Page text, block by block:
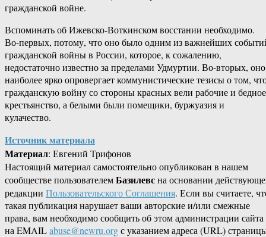
гражданской войне.
Вспоминать об Ижевско-Воткинском восстании необходимо.
Во-первых, потому, что оно было одним из важнейших
гражданской войны в России, которое, к сожалению,
недостаточно известно за пределами Удмуртии. Во-вторых, оно
наиболее ярко опровергает коммунистические тезисы о том,
гражданскую войну со стороны красных вели рабочие и бедное
крестьянство, а белыми были помещики, буржуазия и
кулачество.
Источник материала
Материал: Евгений Трифонов
Настоящий материал самостоятельно опубликован в нашем
сообществе пользователемБазилевсна основании
редакции Пользовательского Соглашения. Если вы считаете,
такая публикация нарушает ваши авторские и/или смежные
права, вам необходимо сообщить об этом администрации сайта
на EMAILabuse@newru.orgс указанием адреса (URL)